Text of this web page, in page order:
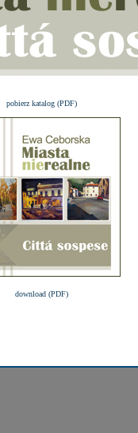
pobierz katalog (PDF)
download (PDF)